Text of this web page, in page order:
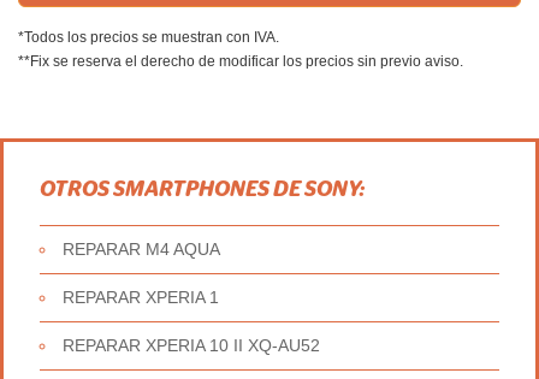
*Todos los precios se muestran con IVA.
**Fix se reserva el derecho de modificar los precios sin previo aviso.
OTROS SMARTPHONES DE SONY:
REPARAR M4 AQUA
REPARAR XPERIA 1
REPARAR XPERIA 10 II XQ-AU52